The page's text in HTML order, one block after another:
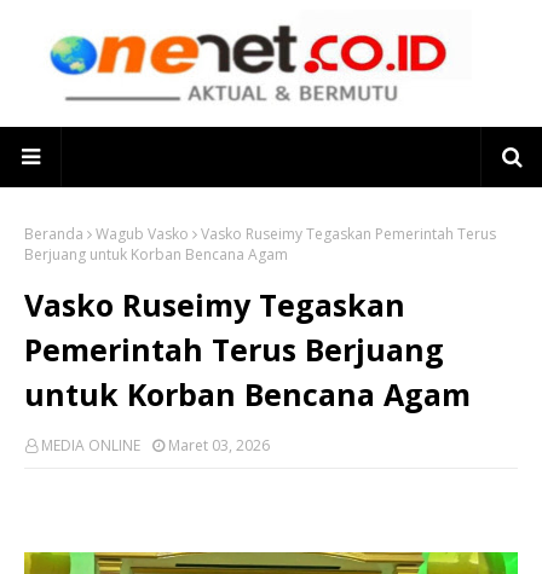
Beranda Wagub Vasko
Vasko Ruseimy Tegaskan Pemerintah Terus
Berjuang untuk Korban Bencana Agam
Vasko Ruseimy Tegaskan
Pemerintah Terus Berjuang
untuk Korban Bencana Agam
MEDIA ONLINE Maret 03, 2026